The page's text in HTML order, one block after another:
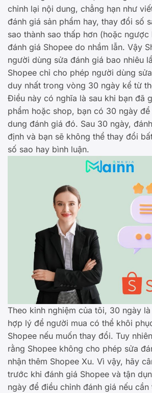
chỉnh lại nội dung, chẳng hạn như
đánh giá sản phẩm hay, thay đổi số
sao thành sao thấp hơn (hoặc ngược
đánh giá Shopee do nhầm lẫn. Vậy
người dùng sửa đánh giá bao nhiêu
Shopee chỉ cho phép người dùng
duy nhất trong vòng 30 ngày kể từ
Điều này có nghĩa là sau khi bạn đã
phẩm hoặc shop, bạn có 30 ngày
dung đánh giá đó. Sau 30 ngày,
định và bạn sẽ không thể thay đổi
số sao hay bình luận.
Theo kinh nghiệm của tôi, 30 ngày
hợp lý để người mua có thể khôi
Shopee nếu muốn thay đổi. Tuy
rằng Shopee không cho phép sửa
nhận thêm Shopee Xu. Vì vậy, hãy
trước khi đánh giá Shopee và tận
ngày để điều chỉnh đánh giá nếu cần